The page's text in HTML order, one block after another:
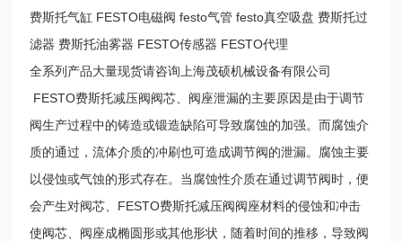
费斯托气缸 FESTO电磁阀 festo气管 festo真空吸盘 费斯托过
滤器 费斯托油雾器 FESTO传感器 FESTO代理
全系列产品大量现货请咨询上海茂硕机械设备有限公司
FESTO费斯托减压阀阀芯、阀座泄漏的主要原因是由于调节
阀生产过程中的铸造或锻造缺陷可导致腐蚀的加强。而腐蚀介
质的通过，流体介质的冲刷也可造成调节阀的泄漏。腐蚀主要
以侵蚀或气蚀的形式存在。当腐蚀性介质在通过调节阀时，便
会产生对阀芯、FESTO费斯托减压阀阀座材料的侵蚀和冲击
使阀芯、阀座成椭圆形或其他形状，随着时间的推移，导致阀